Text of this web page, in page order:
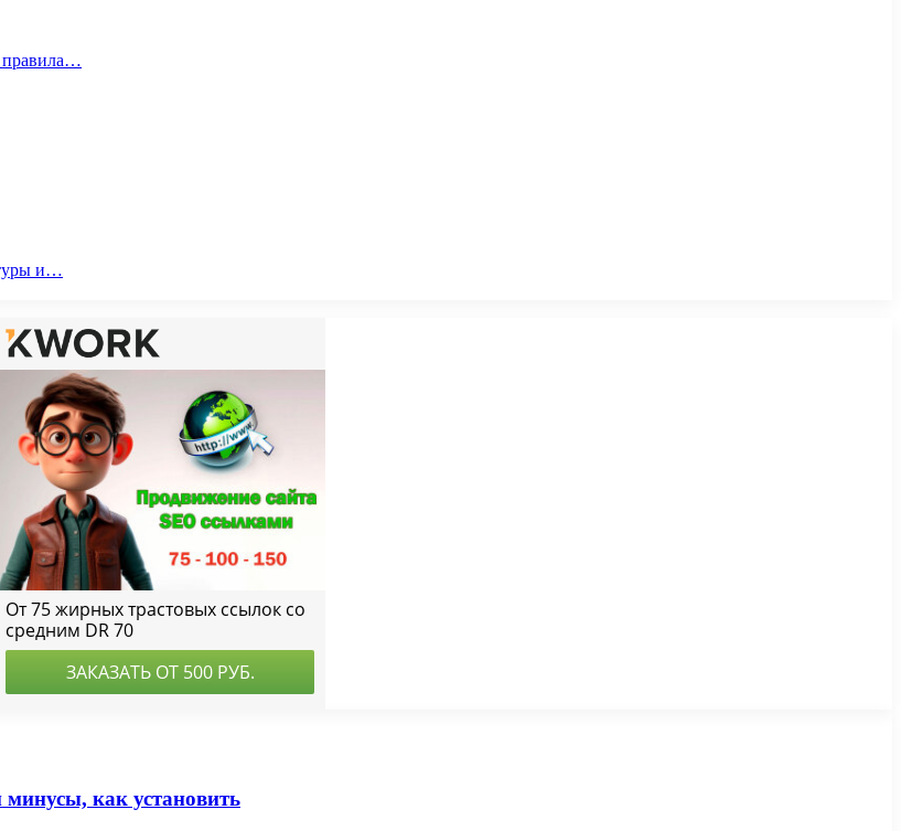
правила…
и…
как установить